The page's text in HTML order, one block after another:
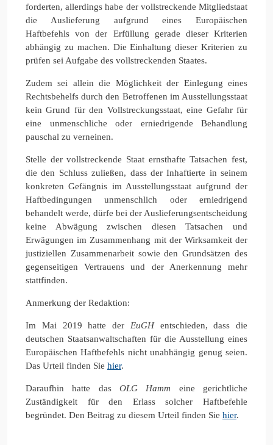
forderten, allerdings habe der vollstreckende Mitgliedstaat
die Auslieferung aufgrund eines Europäischen
Haftbefehls von der Erfüllung gerade dieser Kriterien
abhängig zu machen. Die Einhaltung dieser Kriterien zu
prüfen sei Aufgabe des vollstreckenden Staates.
Zudem sei allein die Möglichkeit der Einlegung eines
Rechtsbehelfs durch den Betroffenen im Ausstellungsstaat
kein Grund für den Vollstreckungsstaat, eine Gefahr für
eine unmenschliche oder erniedrigende Behandlung
pauschal zu verneinen.
Stelle der vollstreckende Staat ernsthafte Tatsachen fest,
die den Schluss zuließen, dass der Inhaftierte in seinem
konkreten Gefängnis im Ausstellungsstaat aufgrund der
Haftbedingungen unmenschlich oder erniedrigend
behandelt werde, dürfe bei der Auslieferungsentscheidung
keine Abwägung zwischen diesen Tatsachen und
Erwägungen im Zusammenhang mit der Wirksamkeit der
justiziellen Zusammenarbeit sowie den Grundsätzen des
gegenseitigen Vertrauens und der Anerkennung mehr
stattfinden.
Anmerkung der Redaktion:
Im Mai 2019 hatte der EuGHentschieden, dass die
deutschen Staatsanwaltschaften für die Ausstellung eines
Europäischen Haftbefehls nicht unabhängig genug seien.
Das Urteil finden Sie hier.
Daraufhin hatte das OLG Hamm eine gerichtliche
Zuständigkeit für den Erlass solcher Haftbefehle
begründet. Den Beitrag zu diesem Urteil finden Sie hier.